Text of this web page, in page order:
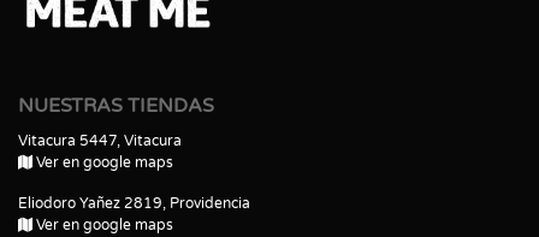
NUESTRAS TIENDAS
Vitacura 5447, Vitacura
Ver en google maps
Eliodoro Yañez 2819, Providencia
Ver en google maps